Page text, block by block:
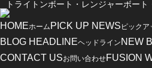
トライトンボート・レンジャーボー
HOMEホーム PICK UP NEWS ピックア
BLOG HEADLINEヘッドライン NEW
CONTACT USお問い合わせFUSION